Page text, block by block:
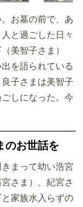
お墓の前で、あ
と過ごした日々
美智子さま）
を語られている
子さまは美智子
しになった。今
のお世話を
まって幼い浩宮
さま）、紀宮さ
家族水入らずの